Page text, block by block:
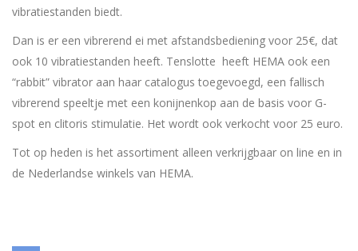
vibratiestanden biedt.
Dan is er een vibrerend ei met afstandsbediening voor 25€, dat
ook 10 vibratiestanden heeft. Tenslotte heeft HEMA ook een
“rabbit” vibrator aan haar catalogus toegevoegd, een fallisch
vibrerend speeltje met een konijnenkop aan de basis voor G-
spot en clitoris stimulatie. Het wordt ook verkocht voor 25 euro.
Tot op heden is het assortiment alleen verkrijgbaar on line en in
de Nederlandse winkels van HEMA.